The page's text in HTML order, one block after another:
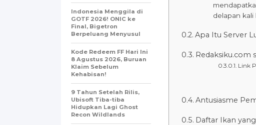
delapan kali
Apa Itu Server
Redaksiku.com
Link
Antusiasme
Daftar Ikan
Indonesia Menggila di
GOTF 2026! ONIC ke
Final, Bigetron
Berpeluang Menyusul
Kode Redeem FF Hari Ini
8 Agustus 2026, Buruan
Klaim Sebelum
Kehabisan!
9 Tahun Setelah Rilis,
Ubisoft Tiba-tiba
Hidupkan Lagi Ghost
Recon Wildlands